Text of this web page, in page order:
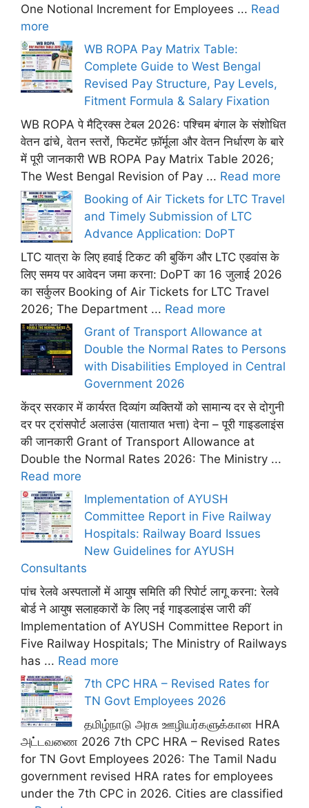
One Notional Increment for Employees ... Read
more
WB ROPA Pay Matrix Table:
Complete Guide to West Bengal
Revised Pay Structure, Pay Levels,
Fitment Formula & Salary Fixation
WB ROPA पे मैट्रिक्स टेबल 2026: पश्चिम बंगाल के संशोधित
वेतन ढांचे, वेतन स्तरों, फिटमेंट फ़ॉर्मूला और वेतन निर्धारण के बारे
में पूरी जानकारी WB ROPA Pay Matrix Table 2026;
The West Bengal Revision of Pay ... Read more
Booking of Air Tickets for LTC Travel
and Timely Submission of LTC
Advance Application: DoPT
LTC यात्रा के लिए हवाई टिकट की बुकिंग और LTC एडवांस के
लिए समय पर आवेदन जमा करना: DoPT का 16 जुलाई 2026
का सर्कुलर Booking of Air Tickets for LTC Travel
2026; The Department ... Read more
Grant of Transport Allowance at
Double the Normal Rates to Persons
with Disabilities Employed in Central
Government 2026
केंद्र सरकार में कार्यरत दिव्यांग व्यक्तियों को सामान्य दर से दोगुनी
दर पर ट्रांसपोर्ट अलाउंस (यातायात भत्ता) देना – पूरी गाइडलाइंस
की जानकारी Grant of Transport Allowance at
Double the Normal Rates 2026: The Ministry ...
Read more
Implementation of AYUSH
Committee Report in Five Railway
Hospitals: Railway Board Issues
New Guidelines for AYUSH
Consultants
पांच रेलवे अस्पतालों में आयुष समिति की रिपोर्ट लागू करना: रेलवे
बोर्ड ने आयुष सलाहकारों के लिए नई गाइडलाइंस जारी कीं
Implementation of AYUSH Committee Report in
Five Railway Hospitals; The Ministry of Railways
has ... Read more
7th CPC HRA – Revised Rates for
TN Govt Employees 2026
தமிழ்நாடு அரசு ஊழியர்களுக்கான HRA
அட்டவணை 2026 7th CPC HRA – Revised Rates
for TN Govt Employees 2026: The Tamil Nadu
government revised HRA rates for employees
under the 7th CPC in 2026. Cities are classified